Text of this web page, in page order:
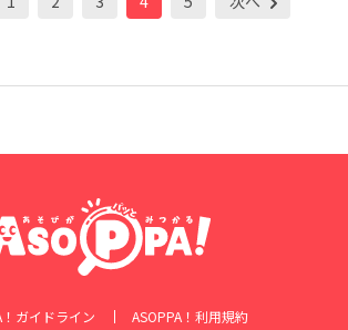
！ガイドライン ASOPPA！利用規約